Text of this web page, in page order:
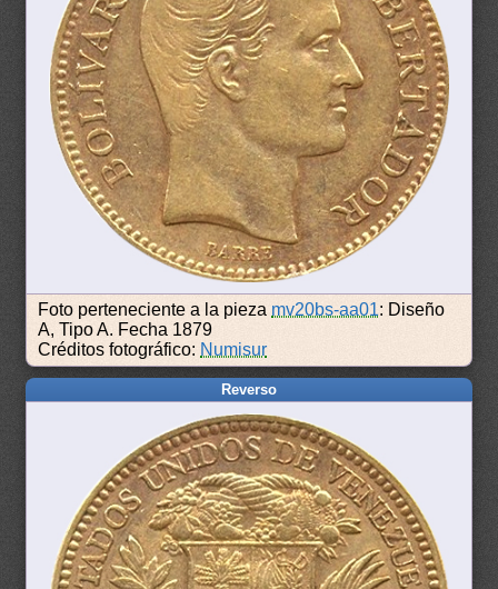
Foto perteneciente a la pieza mv20bs-aa01: Diseño
A, Tipo A. Fecha 1879
Créditos fotográfico: Numisur
Reverso